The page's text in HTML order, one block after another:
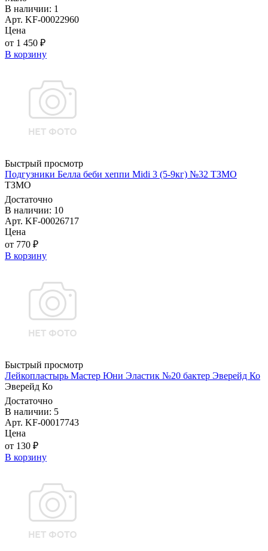
В наличии: 1
Арт. KF-00022960
Цена
от 1 450 ₽
В корзину
Быстрый просмотр
Подгузники Белла беби хеппи Midi 3 (5-9кг) №32 ТЗМО
ТЗМО
Достаточно
В наличии: 10
Арт. KF-00026717
Цена
от 770 ₽
В корзину
Быстрый просмотр
Лейкопластырь Мастер Юни Эластик №20 бактер Эверейд Ко
Эверейд Ко
Достаточно
В наличии: 5
Арт. KF-00017743
Цена
от 130 ₽
В корзину